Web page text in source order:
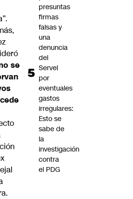
se
presuntas
firmas
falsas y
una
denuncia
del
Servel
por
eventuales
gastos
irregulares:
Esto se
sabe de
la
investigación
contra
el PDG